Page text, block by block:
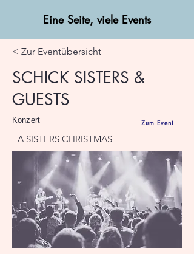
Eine Seite, viele Events
< Zur Eventübersicht
SCHICK SISTERS &
GUESTS
Konzert Zum Event
- A SISTERS CHRISTMAS -